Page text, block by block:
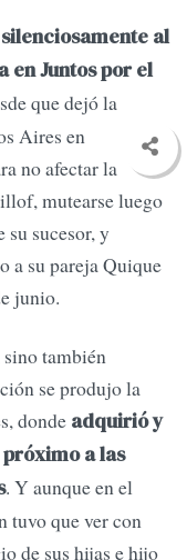
al
en Juntos por el
que dejó la
Aires en
no afectar la
mutearse luego
su sucesor, y
a su pareja Quique
junio.
también
se produjo la
donde adquirió y
a las
. Y aunque en el
tuvo que ver con
de sus hijas e hijo